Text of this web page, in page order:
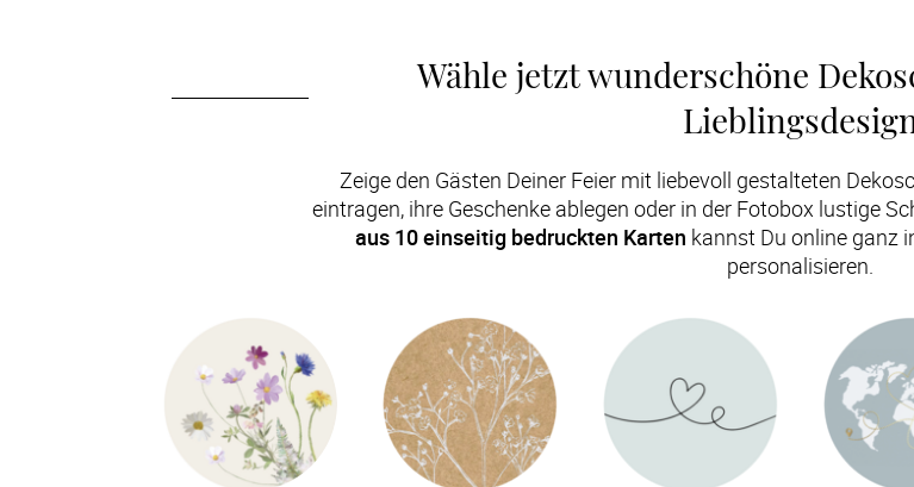
Wähle jetzt wunderschöne
Zeige den Gästen Deiner Feier mit liebevoll gestalteten
eintragen, ihre Geschenke ablegen oder in der Fotobox lustige
aus 10 einseitig bedruckten Karten kannst Du online ganz
personalisieren.